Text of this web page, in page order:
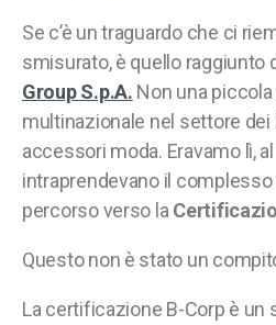
Se c’è un traguardo che ci
smisurato, è quello raggiunto
Group S.p.A. Non una
multinazionale nel settore
accessori moda. Eravamo lì,
intraprendevano il
percorso verso la
Questo non è stato un
La certificazione B-Corp è un